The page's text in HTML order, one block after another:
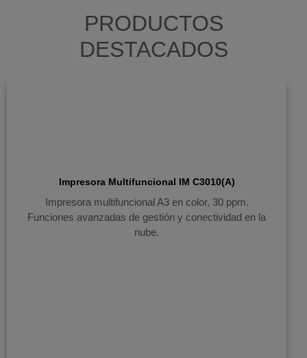
PRODUCTOS
DESTACADOS
Impresora Multifuncional IM C3010(A)
Impresora multifuncional A3 en color, 30 ppm.
Funciones avanzadas de gestión y conectividad en la
nube.